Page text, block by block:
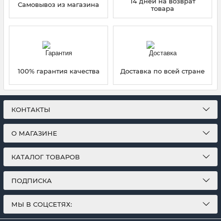
Самовывоз из магазина
товара
100% гарантия качества Доставка по всей стране
КОНТАКТЫ
О МАГАЗИНЕ
КАТАЛОГ ТОВАРОВ
ПОДПИСКА
МЫ В СОЦСЕТЯХ: